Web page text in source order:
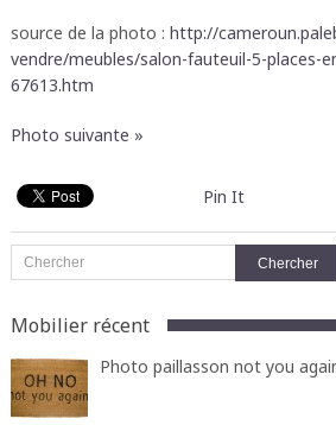
source de la photo : http://
vendre/meubles/salon-fauteuil-5-places-
67613.htm
Photo suivante »
Pin It
Mobilier récent
Photo paillasson not you